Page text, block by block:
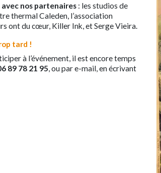
nos partenaires : les studios de
thermal Caleden, l’association
ont du cœur, Killer Ink, et Serge Vieira.
tard !
à l’événement, il est encore temps
89 78 21 95, ou par e-mail, en écrivant